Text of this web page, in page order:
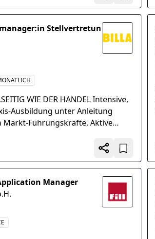
Stellvertretun
WIE DER HANDEL Intensive,
Ausbildung unter Anleitung
Führungskräfte, Aktive
Manager